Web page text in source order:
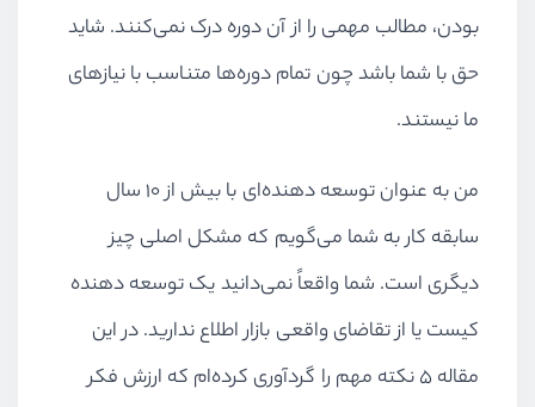
بودن، مطالب مهمی را از آن دوره درک نمی‌کنند. شاید
حق با شما باشد چون تمام دوره‌ها متناسب با نیازهای
ما نیستند.
من به عنوان توسعه دهنده‌ای با بیش از 10 سال
سابقه کار به شما می‌گویم که مشکل اصلی چیز
دیگری است. شما واقعاً نمی‌دانید یک توسعه دهنده
کیست یا از تقاضای واقعی بازار اطلاع ندارید. در این
مقاله 5 نکته مهم را گردآوری کرده‌ام که ارزش فکر